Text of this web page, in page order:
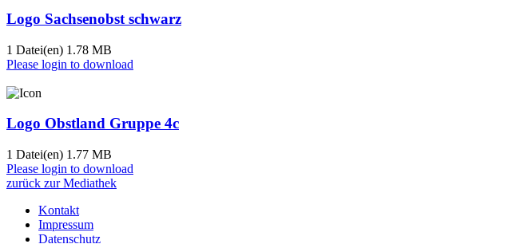
Logo Sachsenobst schwarz
1 Datei(en) 1.78 MB
Please login to download
Logo Obstland Gruppe 4c
1 Datei(en) 1.77 MB
Please login to download
zurück zur Mediathek
Kontakt
Impressum
Datenschutz